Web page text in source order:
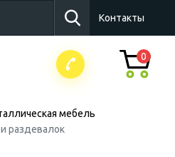
Контакты
0
мебель
раздевалок